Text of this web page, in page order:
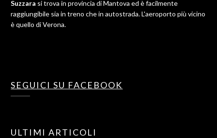
Suzzara si trova in provincia di Mantova ed è facilmente
raggiungibile sia in treno che in autostrada. L'aeroporto più vicino
è quello di Verona.
SEGUICI SU FACEBOOK
ULTIMI ARTICOLI